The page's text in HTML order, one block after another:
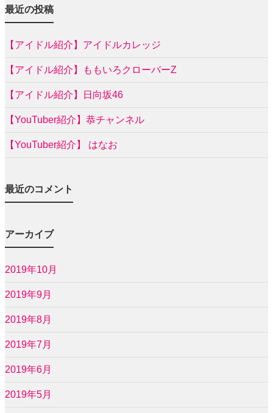
最近の投稿
【アイドル紹介】アイドルカレッジ
【アイドル紹介】ももいろクローバーZ
【アイドル紹介】日向坂46
【YouTuber紹介】恭チャンネル
【YouTuber紹介】 はなお
最近のコメント
アーカイブ
2019年10月
2019年9月
2019年8月
2019年7月
2019年6月
2019年5月